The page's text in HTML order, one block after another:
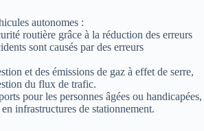
autonomes :
routière grâce à la réduction des erreurs
sont causés par des erreurs
et des émissions de gaz à effet de serre,
du flux de trafic.
pour les personnes âgées ou handicapées,
infrastructures de stationnement.